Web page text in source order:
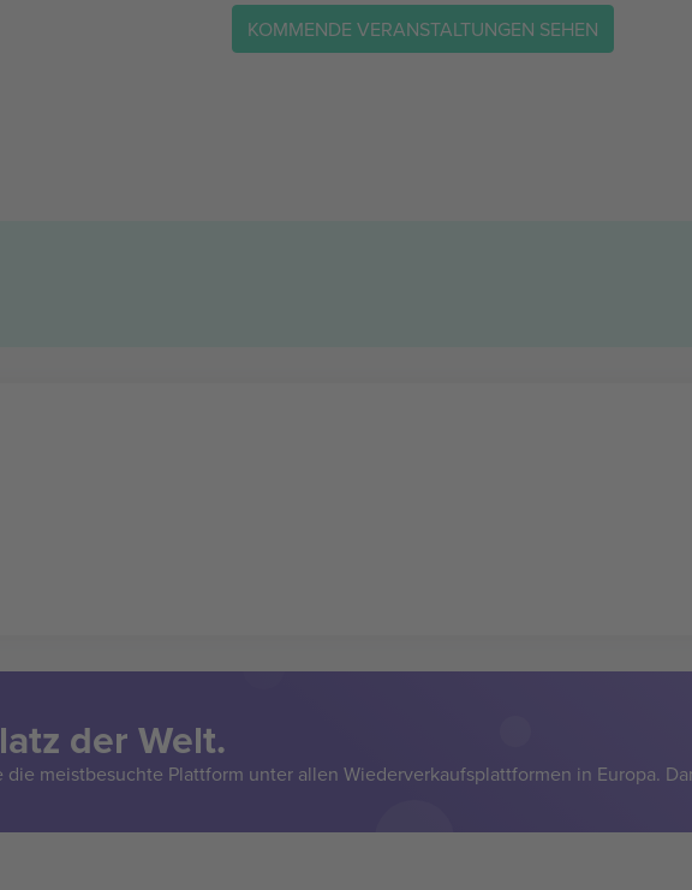
KOMMENDE VERANSTALTUNGEN SEHEN
der Welt.
meistbesuchte Plattform unter allen Wiederverkaufsplattformen in Europa.